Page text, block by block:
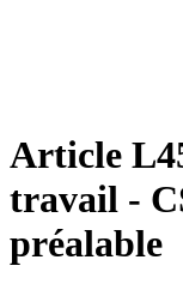
Article
travail -
préalable